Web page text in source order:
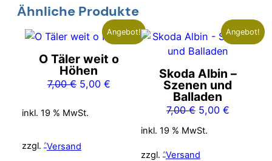
Ähnliche Produkte
Angebot!
O Täler weit o
Höhen
7,00€ Ursprünglicher
war:
5,00 €Aktueller
5,00 €.
inkl. 19 % MwSt.
zzgl. Versand
Angebot!
Skoda Albin –
Szenen und
Balladen
7,00€ Ursprünglicher
Preis
7,00 €
5,00 €Aktueller
inkl. 19 % MwSt.
zzgl. Versand